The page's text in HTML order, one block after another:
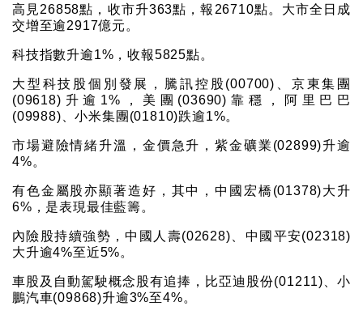
高見26858點，收市升363點，報26710點。大市全日成
交增至逾2917億元。
科技指數升逾1%，收報5825點。
大型科技股個別發展，騰訊控股(00700)、京東集團
(09618)升逾1%，美團(03690)靠穩，阿里巴巴
(09988)、小米集團(01810)跌逾1%。
市場避險情緒升溫，金價急升，紫金礦業(02899)升逾
4%。
有色金屬股亦顯著造好，其中，中國宏橋(01378)大升
6%，是表現最佳藍籌。
內險股持續強勢，中國人壽(02628)、中國平安(02318)
大升逾4%至近5%。
車股及自動駕駛概念股有追捧，比亞迪股份(01211)、小
鵬汽車(09868)升逾3%至4%。